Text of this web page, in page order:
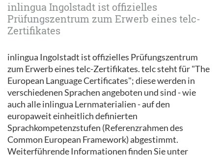
inlingua Ingolstadt ist offizielles
Prüfungszentrum zum Erwerb eines telc-
Zertifikates
inlingua Ingolstadt ist offizielles Prüfungszentrum
zum Erwerb eines telc-Zertifikates. telc steht für "The
European Language Certificates"; diese werden in
verschiedenen Sprachen angeboten und sind - wie
auch alle inlingua Lernmaterialien - auf den
europaweit einheitlich definierten
Sprachkompetenzstufen (Referenzrahmen des
Common European Framework) abgestimmt.
Weiterführende Informationen finden Sie unter